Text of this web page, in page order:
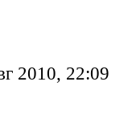
2010, 22:09